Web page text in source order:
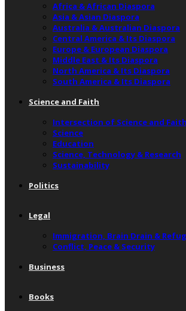
Africa & African Diaspora
Asia & Asian Diaspora
Australia & Australian Diaspora
Central America & Its Diaspora
Europe & European Diaspora
Middle East & Its Diaspora
North America & Its Diaspora
South America & Its Diaspora
Science and Faith
Intersection of Science and Faith
Science
Education
Science, Technology & Research
Sustainability
Politics
Legal
Immigration, Brain Drain &
Conflict, Peace & Security
Business
Books